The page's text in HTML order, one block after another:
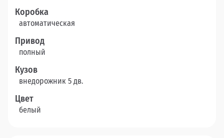
Коробка
автоматическая
Привод
полный
Кузов
внедорожник 5 дв.
Цвет
белый